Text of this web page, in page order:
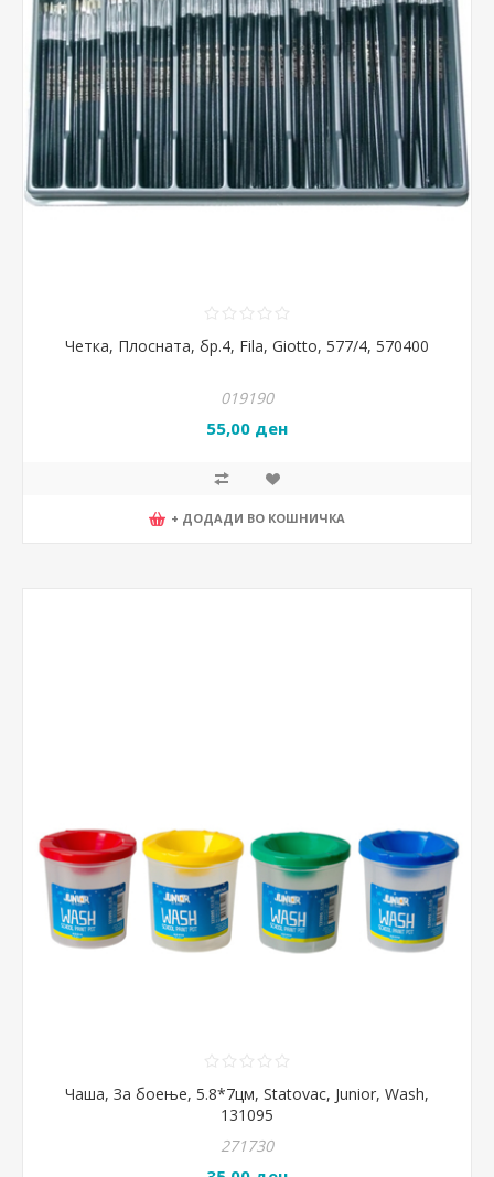
Четка, Плосната, бр.4, Fila, Giotto, 577/4, 570400
019190
55,00 ден
+ ДОДАДИ ВО КОШНИЧКА
Чаша, За боење, 5.8*7цм, Statovac, Junior, Wash,
131095
271730